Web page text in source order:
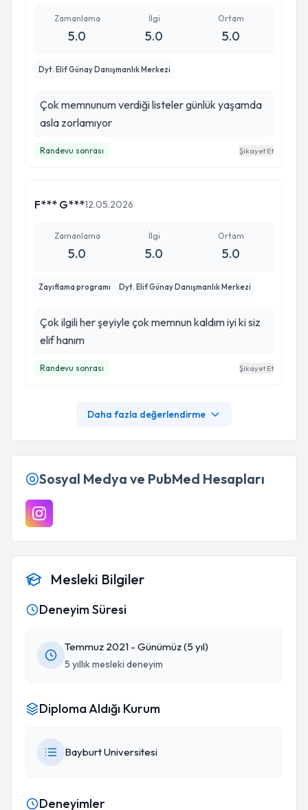
Zamanlama
5.0
İlgi
5.0
Ortam
5.0
Dyt. Elif Günay Danışmanlık Merkezi
Çok memnunum verdiği listeler günlük yaşamda
asla zorlamıyor
Randevu sonrası Şikayet Et
F*** G***12.05.2026
Zamanlama
5.0
İlgi
5.0
Ortam
5.0
Zayıflama programı Dyt. Elif Günay Danışmanlık Merkezi
Çok ilgili her şeyiyle çok memnun kaldım iyi ki siz
elif hanım
Randevu sonrası Şikayet Et
Daha fazla değerlendirme
Sosyal Medya ve PubMed Hesapları
Mesleki Bilgiler
Deneyim Süresi
Temmuz 2021 - Günümüz (5 yıl)
5 yıllık mesleki deneyim
Diploma Aldığı Kurum
Bayburt Universitesi
Deneyimler